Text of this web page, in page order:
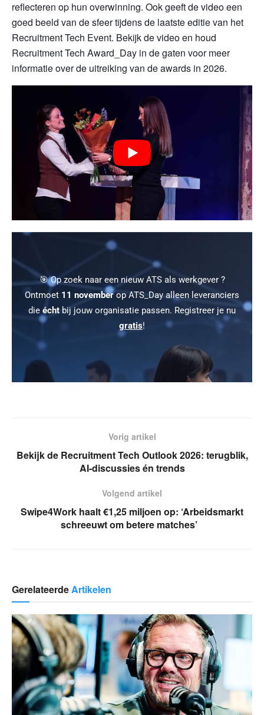
reflecteren op hun overwinning. Ook geeft de video een
goed beeld van de sfeer tijdens de laatste editie van het
Recruitment Tech Event. Bekijk de video en houd
Recruitment Tech Award_Day in de gaten voor meer
informatie over de uitreiking van de awards in 2026.
🎯 Op zoek naar een nieuw ATS als werkgever ?
Ontmoet 11 novemberop ATS_Day alleen leveranciers
die écht bij jouw organisatie passen. Registreer je nu
gratis!
Vorig artikel
Bekijk de Recruitment Tech Outlook 2026: terugblik,
AI-discussies én trends
Volgend artikel
Swipe4Work haalt €1,25 miljoen op: ‘Arbeidsmarkt
schreeuwt om betere matches’
GerelateerdeArtikelen